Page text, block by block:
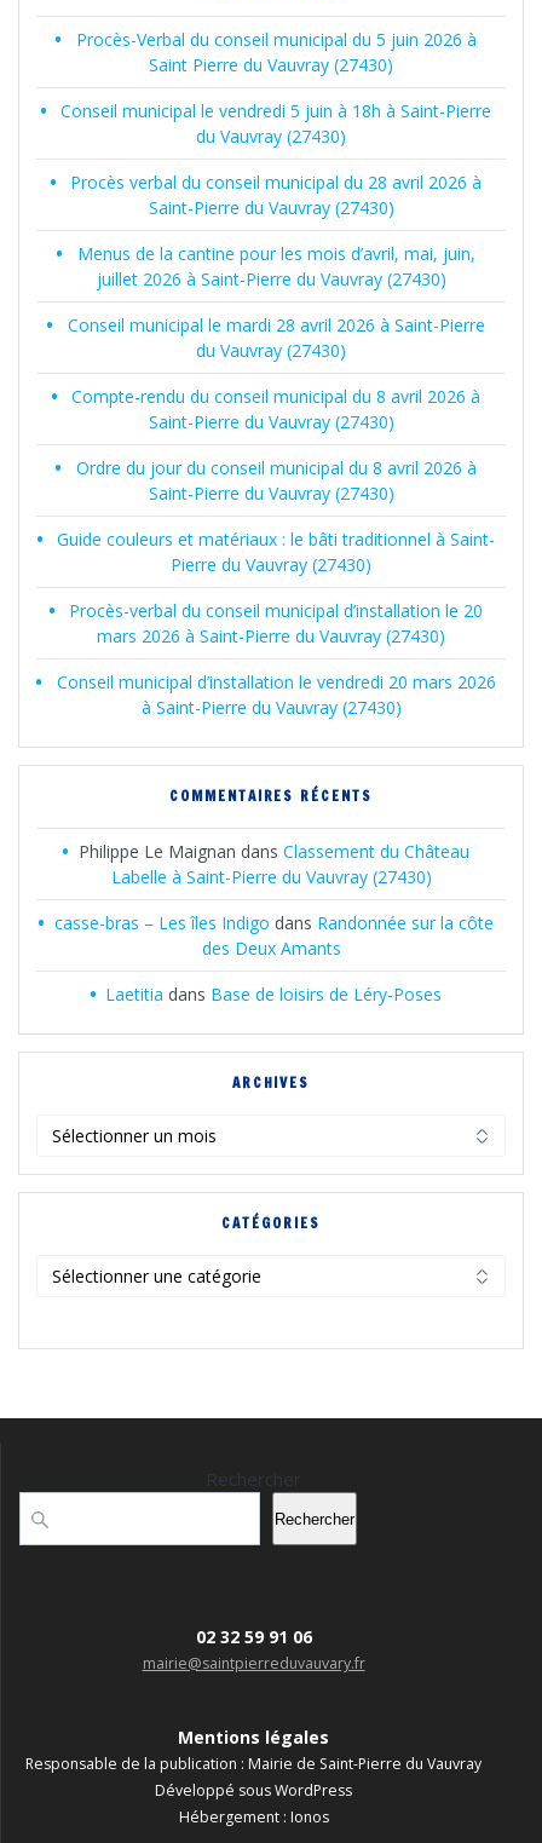
Procès-Verbal du conseil municipal du 5 juin 2026 à
Saint Pierre du Vauvray (27430)
Conseil municipal le vendredi 5 juin à 18h à Saint-Pierre
du Vauvray (27430)
Procès verbal du conseil municipal du 28 avril 2026 à
Saint-Pierre du Vauvray (27430)
Menus de la cantine pour les mois d’avril, mai, juin,
juillet 2026 à Saint-Pierre du Vauvray (27430)
Conseil municipal le mardi 28 avril 2026 à Saint-Pierre
du Vauvray (27430)
Compte-rendu du conseil municipal du 8 avril 2026 à
Saint-Pierre du Vauvray (27430)
Ordre du jour du conseil municipal du 8 avril 2026 à
Saint-Pierre du Vauvray (27430)
Guide couleurs et matériaux : le bâti traditionnel à Saint-
Pierre du Vauvray (27430)
Procès-verbal du conseil municipal d’installation le 20
mars 2026 à Saint-Pierre du Vauvray (27430)
Conseil municipal d’installation le vendredi 20 mars 2026
à Saint-Pierre du Vauvray (27430)
COMMENTAIRES RÉCENTS
Philippe Le Maignan dans Classement du Château
Labelle à Saint-Pierre du Vauvray (27430)
casse-bras – Les îles Indigo dans Randonnée sur la côte
des Deux Amants
Laetitia dans Base de loisirs de Léry-Poses
ARCHIVES
CATÉGORIES
Rechercher
02 32 59 91 06
mairie@saintpierreduvauvary.fr
Mentions légales
Responsable de la publication : Mairie de Saint-Pierre du Vauvray
Développé sous WordPress
Hébergement : Ionos